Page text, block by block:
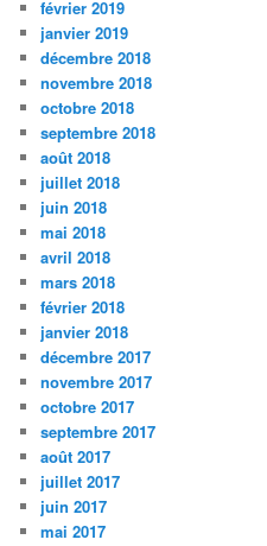
février 2019
janvier 2019
décembre 2018
novembre 2018
octobre 2018
septembre 2018
août 2018
juillet 2018
juin 2018
mai 2018
avril 2018
mars 2018
février 2018
janvier 2018
décembre 2017
novembre 2017
octobre 2017
septembre 2017
août 2017
juillet 2017
juin 2017
mai 2017